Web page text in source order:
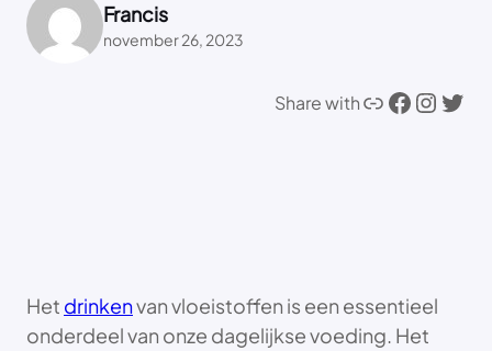
Francis
november 26, 2023
Share withLink Facebook Instagram Twitter
Het drinkenvan vloeistoffen is een essentieel
onderdeel van onze dagelijkse voeding. Het